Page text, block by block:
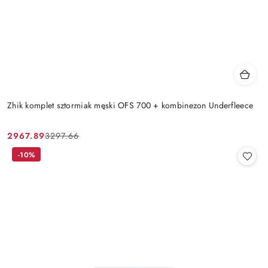
Zhik komplet sztormiak męski OFS 700 + kombinezon Underfleece
Cena
promocyjna:
2967.89
Cena
przed
3297.66
-10%